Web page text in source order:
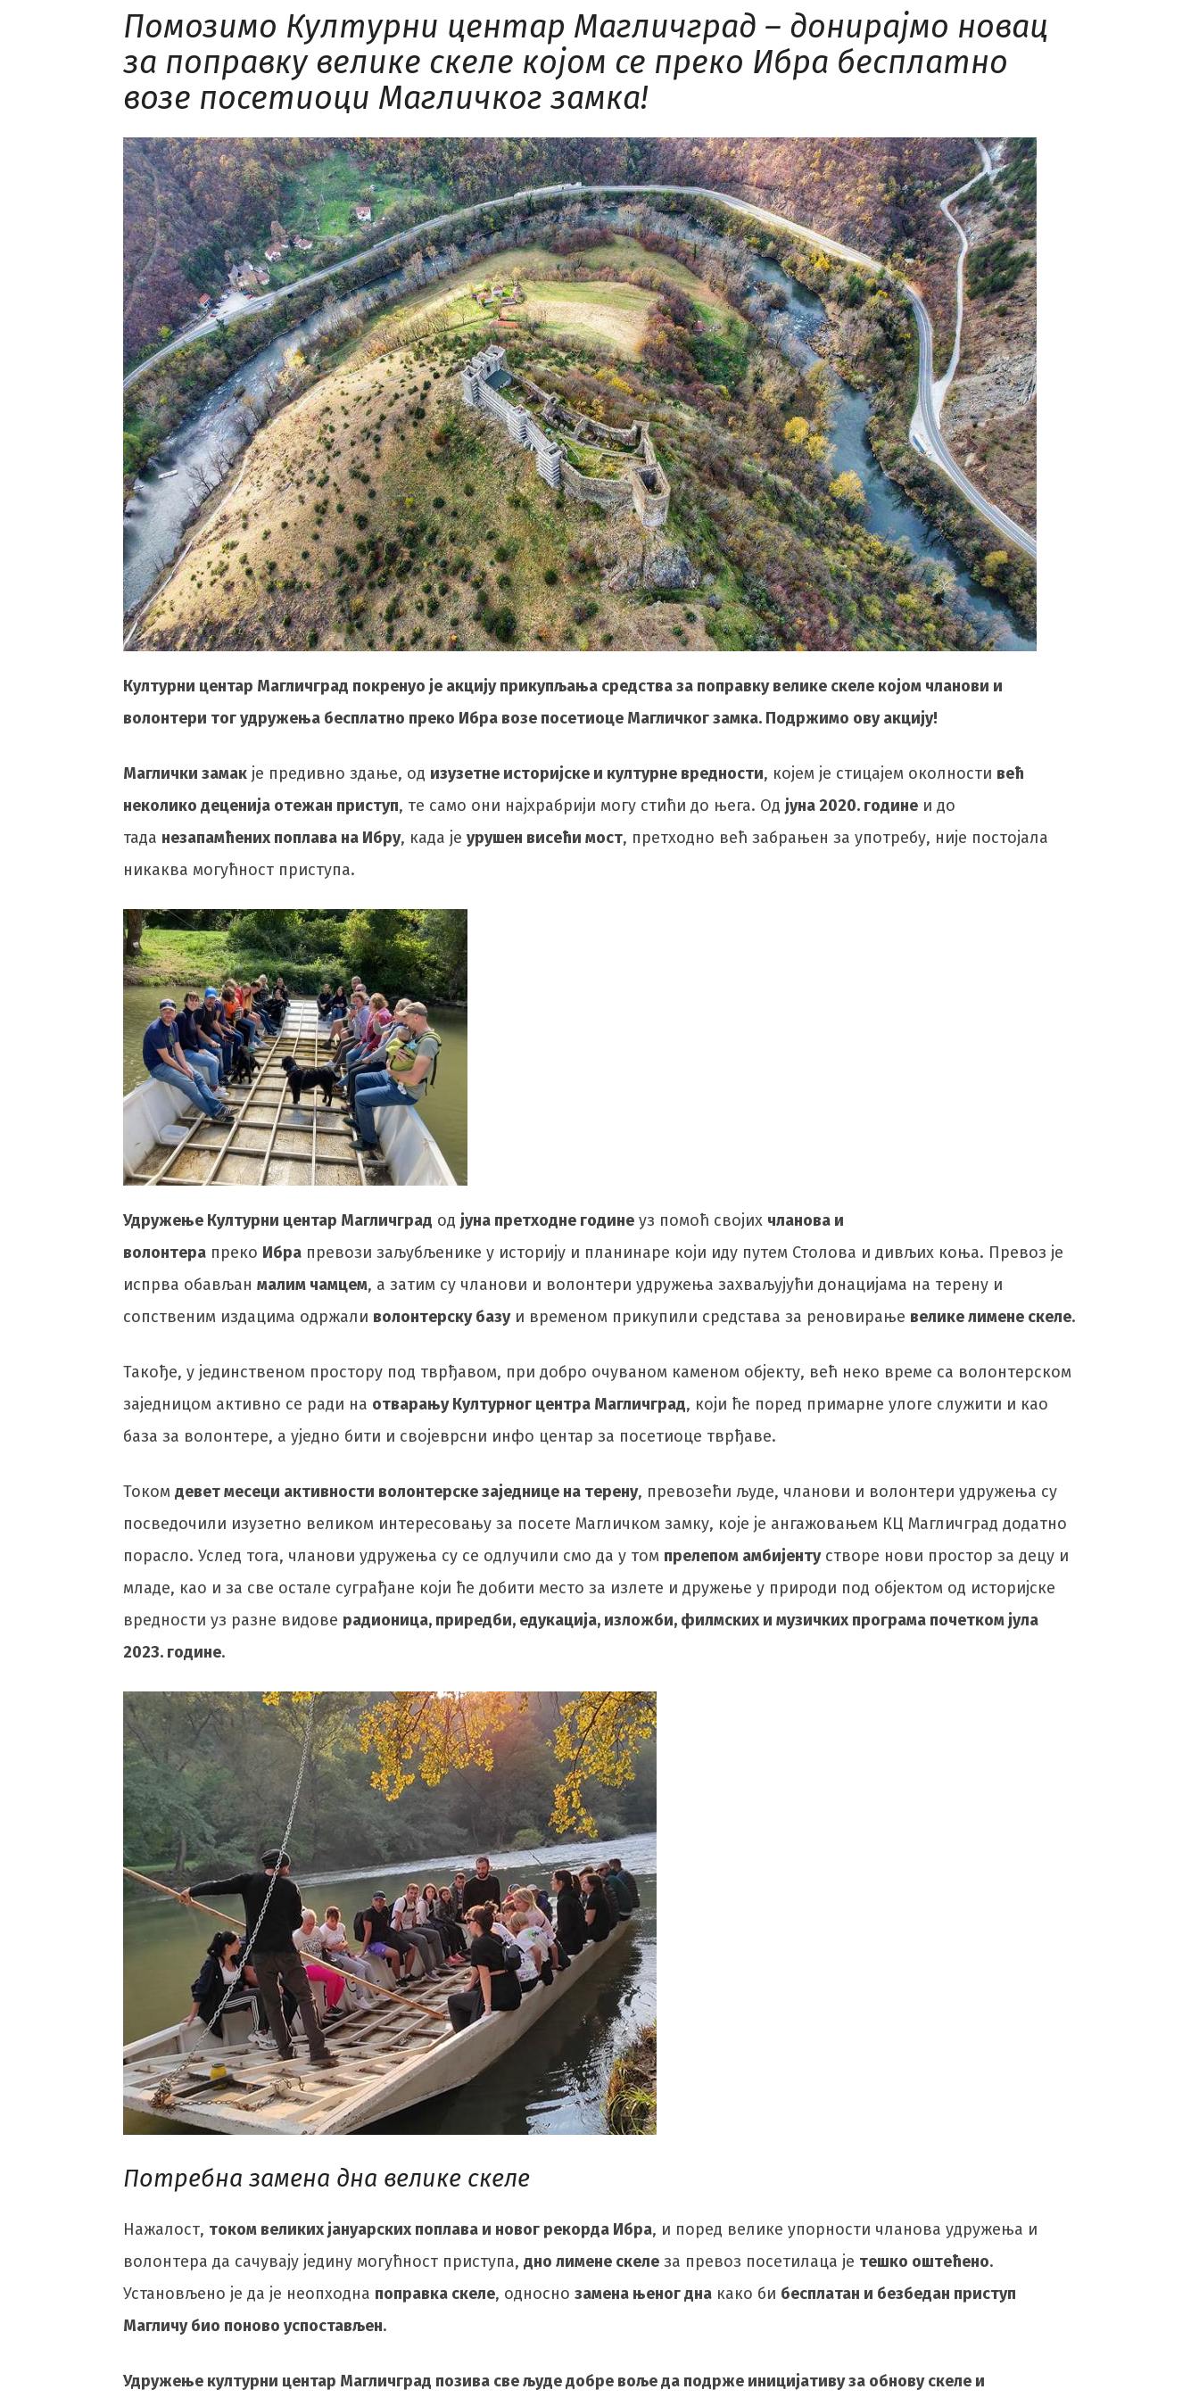
Помозимо Културни центар Магличград – донирајмо новац
за поправку велике скеле којом се преко Ибра бесплатно
возе посетиоци Магличког замка!
Културни центар Магличград покренуо је акцију прикупљања средства за поправку велике скеле којом чланови и
волонтери тог удружења бесплатно преко Ибра возе посетиоце Магличког замка. Подржимо ову акцију!
Маглички замак је предивно здање, од изузетне историјске и културне вредности, којем је стицајем околности већ
неколико деценија отежан приступ, те само они најхрабрији могу стићи до њега. Од јуна 2020. године и до
тада незапамћених поплава на Ибру, када је урушен висећи мост, претходно већ забрањен за употребу, није постојала
никаква могућност приступа.
Удружење Културни центар Магличград од јуна претходне године уз помоћ својих чланова и
волонтера преко Ибра превози заљубљенике у историју и планинаре који иду путем Столова и дивљих коња. Превоз је
испрва обављан малим чамцем, а затим су чланови и волонтери удружења захваљујући донацијама на терену и
сопственим издацима одржали волонтерску базуи временом прикупили средстава за реновирање велике лимене скеле.
Такође, у јединственом простору под тврђавом, при добро очуваном каменом објекту, већ неко време са волонтерском
заједницом активно се ради на отварању Културног центра Магличград, који ће поред примарне улоге служити и као
база за волонтере, а уједно бити и својеврсни инфо центар за посетиоце тврђаве.
Током девет месеци активности волонтерске заједнице на терену, превозећи људе, чланови и волонтери удружења су
посведочили изузетно великом интересовању за посете Магличком замку, које је ангажовањем КЦ Магличград додатно
порасло. Услед тога, чланови удружења су се одлучили смо да у том прелепом амбијентустворе нови простор за децу и
младе, као и за све остале суграђане који ће добити место за излете и дружење у природи под објектом од историјске
вредности уз разне видове радионица, приредби, едукација, изложби, филмских и музичких програма почетком јула
2023. године.
Потребна замена дна велике скеле
Нажалост, током великих јануарских поплава и новог рекорда Ибра, и поред велике упорности чланова удружења и
волонтера да сачувају једину могућност приступа, дно лимене скеле за превоз посетилаца је тешко оштећено.
Установљено је да је неопходна поправка скеле, односно замена њеног дна како би бесплатан и безбедан приступ
Магличу био поново успостављен.
Удружење културни центар Магличград позива све људе добре воље да подрже иницијативу за обнову скеле и